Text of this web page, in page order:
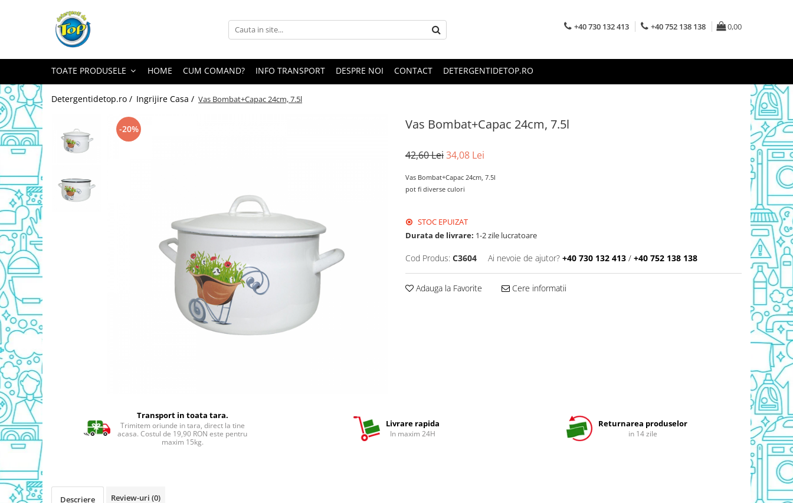
Toate Produsele
Detergenti Pudra
Detergent Lichid
Balsam De Rufe
Detergenti Curatenie Casa
Sano Detergent Pardoseli
Asevi Pardoseli
Produse Pentru Baie
Produse Pentru Bucatarie
Detergenti Curatenie Casa
Detergent Pardoseli
Detergent Geamuri
Detergent Mobila
Detergenti De Haine
Detergent Capsule
Detergent Pentru Pete
Detergent Ariel
Balsam De Rufe
Semana Balsam Rufe
Sano Maxima Balsam
Pachete Produse Curatenie
Produse Pentru Baie
Duck WC
Odorizant WC Bref
Odorizant Vas WC
Odorizant Bazin WC
+40 730 132 413 +40 752 138 138 0,00
TOATE PRODUSELE HOME CUM COMAND? INFO TRANSPORT DESPRE NOI CONTACT DETERGENTIDETOP.RO
Detergentidetop.ro / Ingrijire Casa / Vas Bombat+Capac 24cm, 7.5l
Vas Bombat+Capac 24cm, 7.5l
-20%
42,60 Lei34,08 Lei
Vas Bombat+Capac 24cm, 7.5l
pot fi diverse culori
STOC EPUIZAT
Durata de livrare: 1-2 zile lucratoare
Cod Produs: C3604 Ai nevoie de ajutor? +40 730 132 413 / +40 752 138 138
Adauga la Favorite Cere informatii
Transport in toata tara.
Trimitem oriunde in tara, direct la tine
acasa. Costul de 19,90 RON este pentru
maxim 15kg.
Livrare rapida
In maxim 24H
Returnarea produselor
in 14 zile
Descriere Review-uri (0)